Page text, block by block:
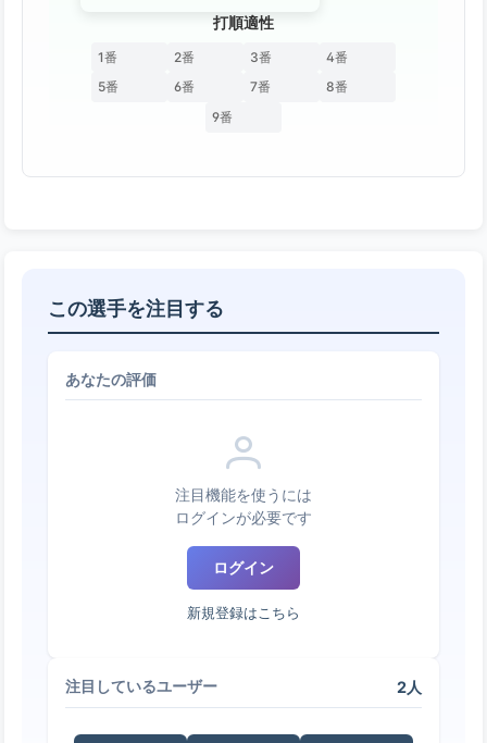
打順適性
1番 2番 3番
4番
5番
6番 7番
8番
9番
この選手を注目する
あなたの評価
注目機能を使うには
ログインが必要です
ログイン
新規登録はこちら
注目しているユーザー 2人